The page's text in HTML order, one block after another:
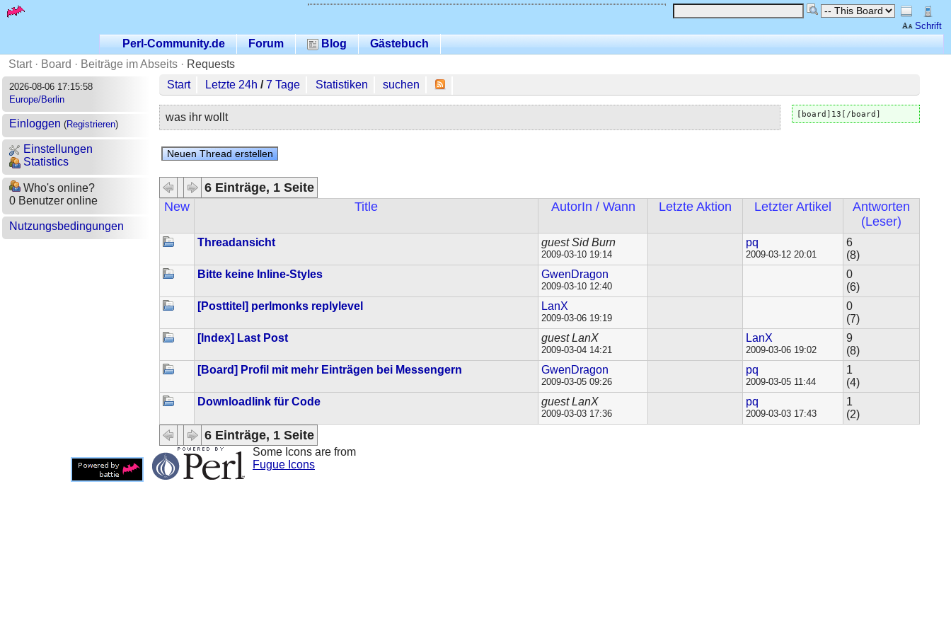
Schrift
Perl-Community.de Forum Blog
Gästebuch
Start· Board · Beiträge im Abseits · Requests
2026-08-06 17:15:58
Europe/Berlin
Einloggen (Registrieren)
Einstellungen
Statistics
Who's online?
0 Benutzer online
Nutzungsbedingungen
Start Letzte 24h /7 Tage Statistiken suchen
[board]13[/board]
was ihr wollt
6 Einträge, 1 Seite
New Title AutorIn / Wann Letzte Aktion Letzter Artikel
Antworten
(Leser)
Threadansicht guest Sid Burn
2009-03-10 19:14
pq
2009-03-12 20:01
6
(8)
Bitte keine Inline-Styles
GwenDragon
2009-03-10 12:40
0
(6)
[Posttitel] perlmonks replylevel
LanX
2009-03-06 19:19
0
(7)
[Index] Last Post
guest LanX
2009-03-04 14:21
LanX
2009-03-06 19:02
9
(8)
[Board] Profil mit mehr Einträgen bei Messengern
GwenDragon
2009-03-05 09:26
pq
2009-03-05 11:44
1
(4)
Downloadlink für Code
guest LanX
2009-03-03 17:36
pq
2009-03-03 17:43
1
(2)
6 Einträge, 1 Seite
Some Icons are from
Fugue Icons